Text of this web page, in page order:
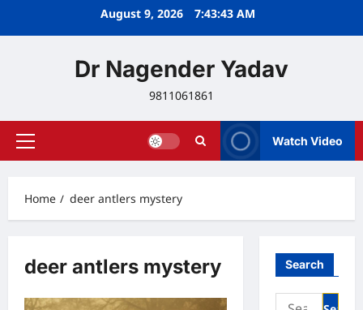
August 9, 2026 7:43:43 AM
Dr Nagender Yadav
9811061861
Primary
Watch Video
Home deer antlers mystery
deer antlers mystery Search
Search